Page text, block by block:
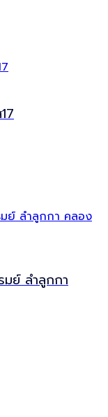
มย์ ลำลูกกา